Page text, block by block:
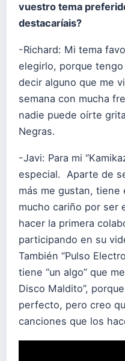
vuestro tema
destacaríais?
-Richard: Mi tema
elegirlo, porque
decir alguno que me
semana con mucha
nadie puede oírte
Negras.
-Javi: Para mi
especial. Aparte de
más me gustan,
mucho cariño por ser
hacer la primera
participando en su
También “Pulso
tiene “un algo” que
Disco Maldito”,
perfecto, pero creo
canciones que los